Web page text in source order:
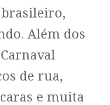
Além dos
de rua,
e muita